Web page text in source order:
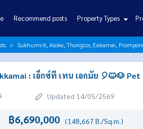
Recommend posts Property Types
Sukhumvit, Asoke, Thonglor, Eakamai,
: เอ็กซ์ที เทน เอกมัย 🎈🐱🐶
Updated 14/05/2569
฿6,690,000 (148,667 B./Sq.m.)